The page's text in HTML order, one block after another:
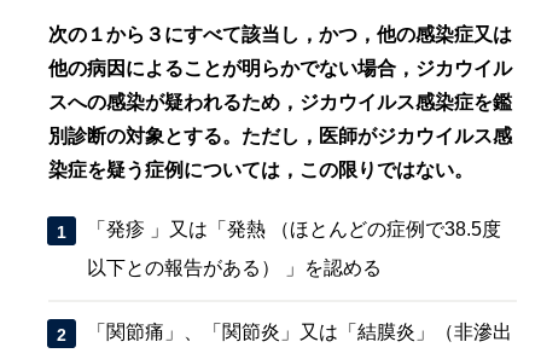
次の１から３にすべて該当し，かつ，他の感染症又は
他の病因によることが明らかでない場合，ジカウイル
スへの感染が疑われるため，ジカウイルス感染症を鑑
別診断の対象とする。ただし，医師がジカウイルス感
染症を疑う症例については，この限りではない。
「発疹 」又は「発熱 （ほとんどの症例で38.5度
以下との報告がある） 」を認める
「関節痛」、「関節炎」又は「結膜炎」（非滲出